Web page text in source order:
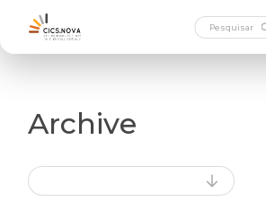
Archive